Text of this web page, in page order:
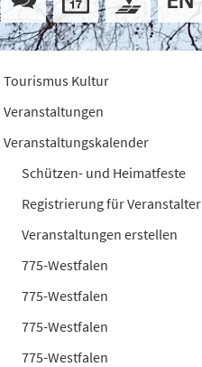
Tourismus Kultur
Veranstaltungen
Veranstaltungskalender
Schützen- und Heimatfeste
Registrierung für Veranstalter
Veranstaltungen erstellen
775-Westfalen
775-Westfalen
775-Westfalen
775-Westfalen